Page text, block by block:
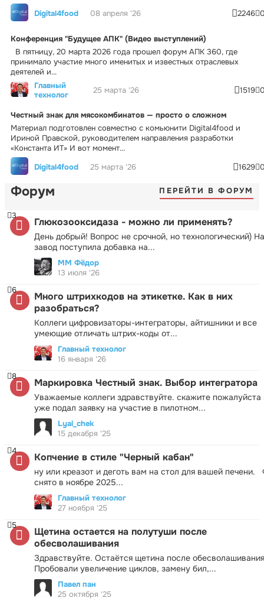
Digital4food
08 апреля '26 2246
Конференция "Будущее АПК" (Видео выступлений)
В пятницу, 20 марта 2026 года прошел форум АПК 360, где
принимало участие много именитых и известных отраслевых
деятелей и...
Главный
технолог
25 марта '26 1519
Честный знак для мясокомбинатов — просто о сложном
Материал подготовлен совместно с комьюнити Digital4food и
Ириной Правской, руководителем направления разработки
«Константа ИТ» И вот момент...
Digital4food
25 марта '26 1629
Форум ПЕРЕЙТИ В ФОРУМ
Глюкозооксидаза - можно ли применять?
День добрый! Вопрос не срочной, но технологический) На
завод поступила добавка на...
3
ММ Фёдор
13 июля '26
Много штрихкодов на этикетке. Как в них
разобраться?
Коллеги цифровизаторы-интеграторы, айтишники и все
умеющие отличать штрих-коды от...
6
Главный технолог
16 января '26
Маркировка Честный знак. Выбор интегратора
Уважаемые коллеги здравствуйте. скажите пожалуйста
уже подал заявку на участие в пилотном...
8
Lyal_chek
15 декабря '25
Копчение в стиле "Черный кабан"
ну или креазот и деготь вам на стол для вашей печени.
снято в ноябре 2025...
4
Главный технолог
27 ноября '25
Щетина остается на полутуши после
обесволашивания
Здравствуйте. Остаётся щетина после
Пробовали увеличение циклов, замену бил,...
5
Павел пан
25 октября '25